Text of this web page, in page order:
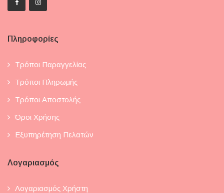
Πληροφορίες
Τρόποι Παραγγελίας
Τρόποι Πληρωμής
Τρόποι Αποστολής
Όροι Χρήσης
Εξυπηρέτηση Πελατών
Λογαριασμός
Λογαριασμός Χρήστη